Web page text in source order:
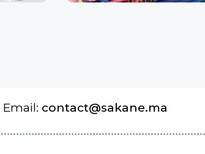
Email: contact@sakane.ma